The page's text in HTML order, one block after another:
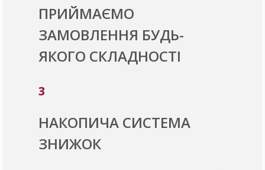
ПРИЙМАЄМО
ЗАМОВЛЕННЯ БУДЬ-
ЯКОГО СКЛАДНОСТІ
3
НАКОПИЧА СИСТЕМА
ЗНИЖОК